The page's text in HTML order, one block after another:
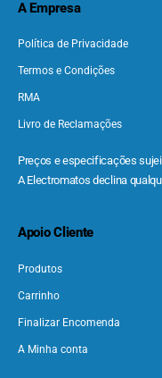
A Empresa
Política de Privacidade
Termos e Condições
RMA
Livro de Reclamações
Preços e especificações
A Electromatos declina
Apoio Cliente
Produtos
Carrinho
Finalizar Encomenda
A Minha conta